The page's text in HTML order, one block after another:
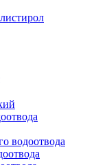
водоотвода